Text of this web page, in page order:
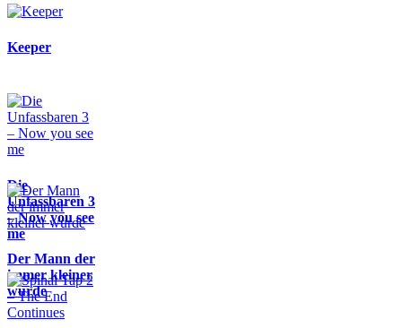
Keeper
Die
Unfassbaren 3
– Now you see
me
Der Mann der
immer kleiner
wurde